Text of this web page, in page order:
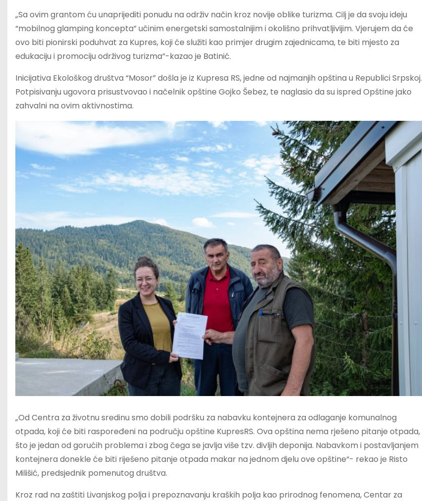
„Sa ovim grantom ću unaprijediti ponudu na održiv način kroz novije oblike turizma. Cilj je da svoju ideju
“mobilnog glamping koncepta” učinim energetski samostalnijim i okolišno prihvatljivijim. Vjerujem da će
ovo biti pionirski poduhvat za Kupres, koji će služiti kao primjer drugim zajednicama, te biti mjesto za
edukaciju i promociju održivog turizma”-kazao je Batinić.
Inicijativa Ekološkog društva “Mosor” došla je iz Kupresa RS, jedne od najmanjih opština u Republici Srpskoj.
Potpisivanju ugovora prisustvovao i načelnik opštine Gojko Šebez, te naglasio da su ispred Opštine jako
zahvalni na ovim aktivnostima.
„Od Centra za životnu sredinu smo dobili podršku za nabavku kontejnera za odlaganje komunalnog
otpada, koji će biti raspoređeni na području opštine KupresRS. Ova opština nema rješeno pitanje otpada,
što je jedan od gorućih problema i zbog čega se javlja više tzv. divljih deponija. Nabavkom i postavljanjem
kontejnera donekle će biti riješeno pitanje otpada makar na jednom djelu ove opštine“- rekao je Risto
Milišić, predsjednik pomenutog društva.
Kroz rad na zaštiti Livanjskog polja i prepoznavanju kraških polja kao prirodnog fenomena, Centar za